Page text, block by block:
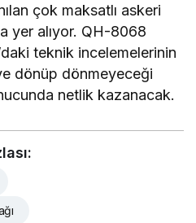
çok maksatlı askeri
yer alıyor. QH-8068
teknik incelemelerinin
dönüp dönmeyeceği
netlik kazanacak.